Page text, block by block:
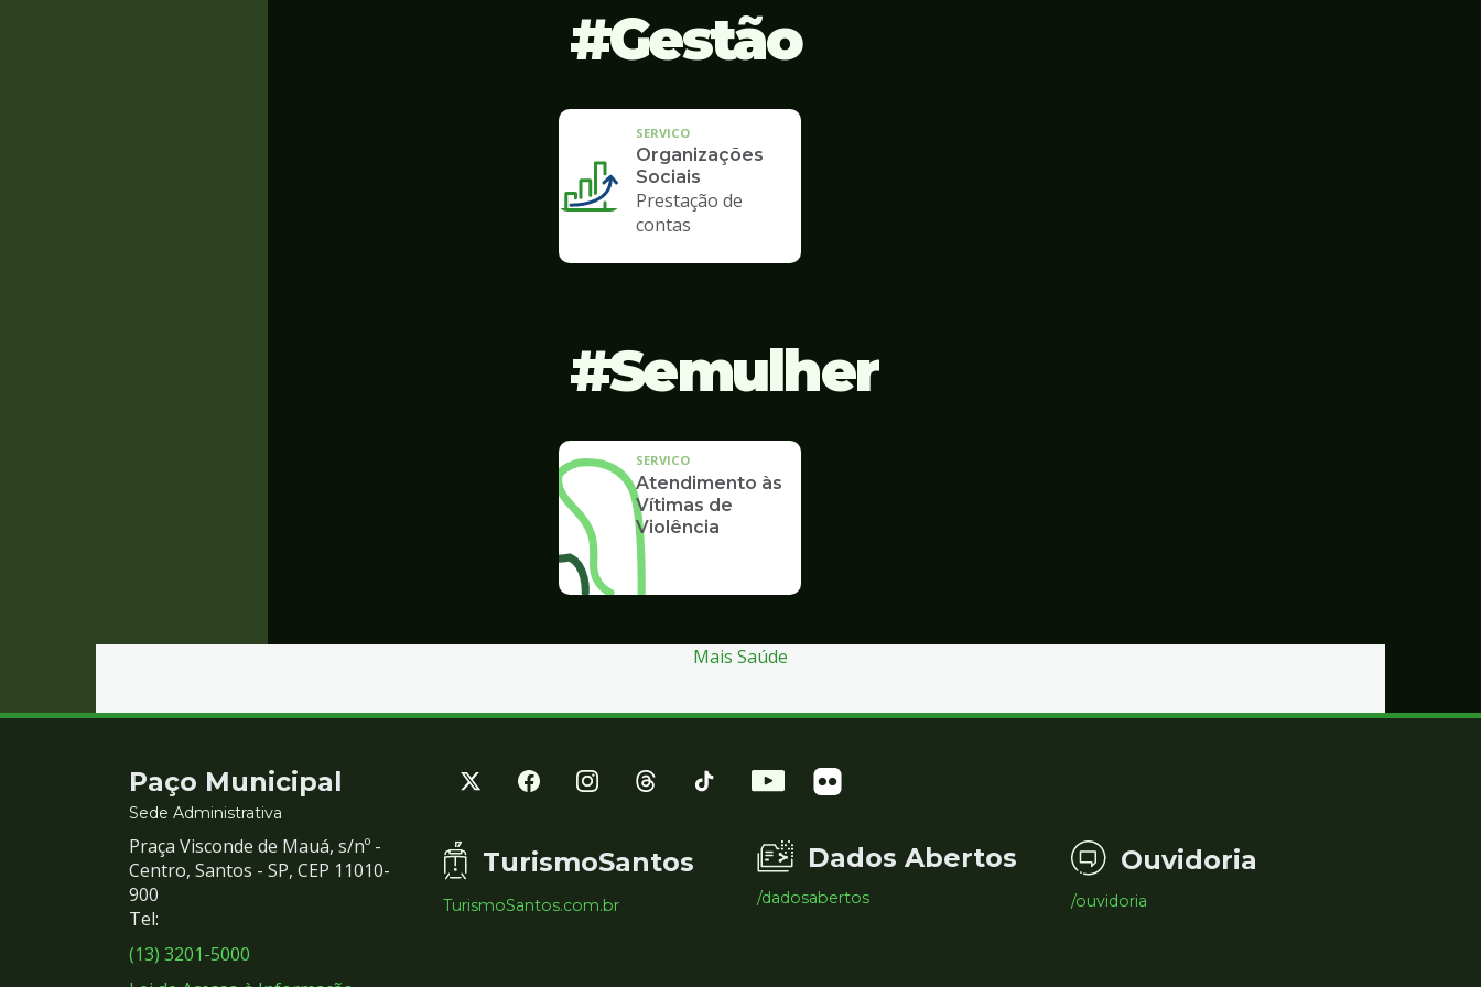
Gestão
SERVICO
Organizações
Sociais
Prestação de
contas
Semulher
SERVICO
Atendimento às
Vítimas de
Violência
Mais Saúde
Contato
e
Redes
Sociais
Paço Municipal
Sede Administrativa
Praça Visconde de Mauá, s/nº -
Centro, Santos - SP, CEP 11010-
900
Tel:
(13) 3201-5000
TurismoSantos
TurismoSantos.com.br
Dados Abertos
/dadosabertos
Ouvidoria
/ouvidoria